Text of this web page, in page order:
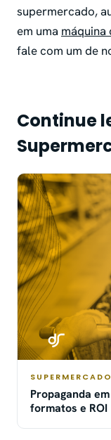
supermercado,
em uma
fale com um de
Continue
SUPERMERCADO
Propaganda
formatos e ROI